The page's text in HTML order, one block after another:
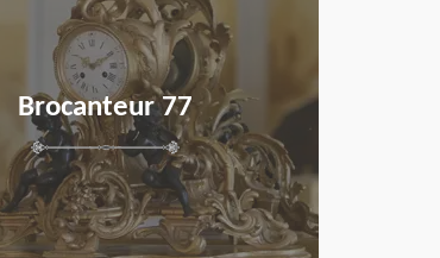
Brocanteur 77